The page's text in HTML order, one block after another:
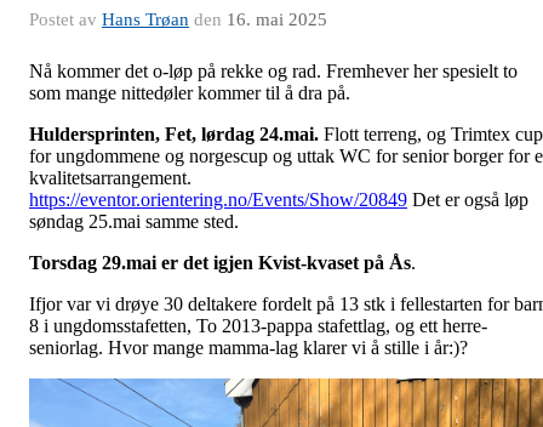
Postet av Hans Trøan den 16. mai 2025
Nå kommer det o-løp på rekke og rad. Fremhever her spesielt to
som mange nittedøler kommer til å dra på.
Huldersprinten, Fet, lørdag 24.mai. Flott terreng, og Trimtex cup
for ungdommene og norgescup og uttak WC for senior borger for
kvalitetsarrangement.
https://eventor.orientering.no/Events/Show/20849 Det er også løp
søndag 25.mai samme sted.
Torsdag 29.mai er det igjen Kvist-kvaset på Ås.
Ifjor var vi drøye 30 deltakere fordelt på 13 stk i fellestarten for
8 i ungdomsstafetten, To 2013-pappa stafettlag, og ett herre-
seniorlag. Hvor mange mamma-lag klarer vi å stille i år:)?